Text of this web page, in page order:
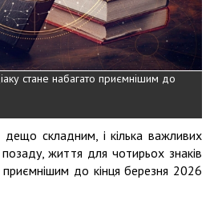
стане набагато приємнішим до
складним, і кілька важливих
життя для чотирьох знаків
приємнішим до кінця березня 2026